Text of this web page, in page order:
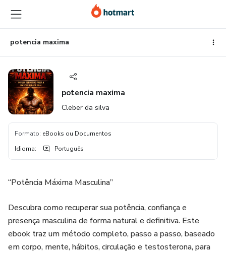
para
o
conteúdo
principal
para
o
pagamento
para
o
rodapé
potencia maxima
potencia maxima
Cleber da silva
Formato: eBooks ou Documentos
Idioma: Português
“Potência Máxima Masculina”
Descubra como recuperar sua potência, confiança e
presença masculina de forma natural e definitiva. Este
ebook traz um método completo, passo a passo, baseado
em corpo, mente, hábitos, circulação e testosterona, para